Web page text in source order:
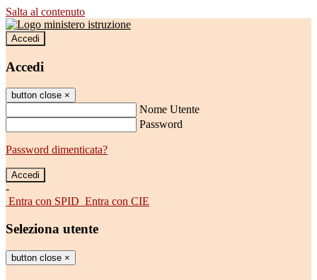
Salta al contenuto
Accedi
Accedi
button close ×
Nome Utente
Password
Password dimenticata?
-
Entra con SPID Entra con CIE
Seleziona utente
button close ×